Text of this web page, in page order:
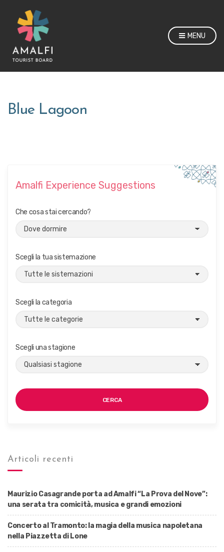
MENU
Blue Lagoon
Amalfi Experience Suggestions
Che cosa stai cercando?
Scegli la tua sistemazione
Scegli la categoria
Scegli una stagione
CERCA
Articoli recenti
Maurizio Casagrande porta ad Amalfi “La Prova del Nove”:
una serata tra comicità, musica e grandi emozioni
Concerto al Tramonto: la magia della musica napoletana
nella Piazzetta di Lone